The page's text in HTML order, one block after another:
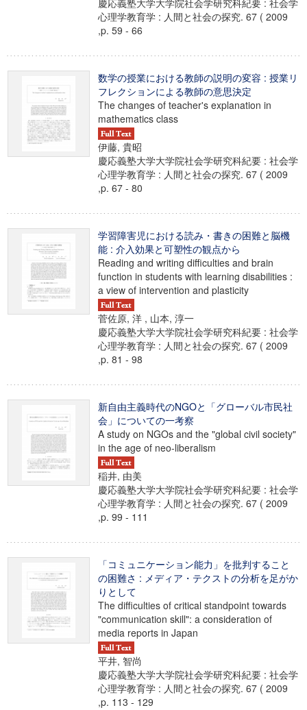
慶応義塾大学大学院社会学研究科紀要 : 社会学
心理学教育学 : 人間と社会の探究. 67 ( 2009
,p. 59 - 66
数学の授業における教師の説明の変容 : 授業リ
フレクションによる教師の意思決定
The changes of teacher's explanation in
mathematics class
伊藤, 貴昭
慶応義塾大学大学院社会学研究科紀要 : 社会学
心理学教育学 : 人間と社会の探究. 67 ( 2009
,p. 67 - 80
学習障害児における読み・書きの困難と脳機
能 : 介入効果と可塑性の観点から
Reading and writing difficulties and brain
function in students with learning disabilities :
a view of intervention and plasticity
菅佐原, 洋 , 山本, 淳一
慶応義塾大学大学院社会学研究科紀要 : 社会学
心理学教育学 : 人間と社会の探究. 67 ( 2009
,p. 81 - 98
新自由主義時代のNGOと「グローバル市民社
会」についての一考察
A study on NGOs and the "global civil society"
in the age of neo-liberalism
稲井, 由美
慶応義塾大学大学院社会学研究科紀要 : 社会学
心理学教育学 : 人間と社会の探究. 67 ( 2009
,p. 99 - 111
「コミュニケーション能力」を批判すること
の困難さ : メディア・テクストの分析を足がか
りとして
The difficulties of critical standpoint towards
"communication skill": a consideration of
media reports in Japan
平井, 智尚
慶応義塾大学大学院社会学研究科紀要 : 社会学
心理学教育学 : 人間と社会の探究. 67 ( 2009
,p. 113 - 129